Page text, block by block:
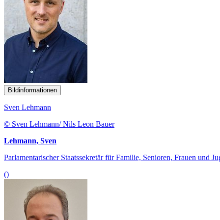
Bildinformationen
Sven Lehmann
© Sven Lehmann/ Nils Leon Bauer
Lehmann, Sven
Parlamentarischer Staatssekretär für Familie, Senioren, Frauen und
()